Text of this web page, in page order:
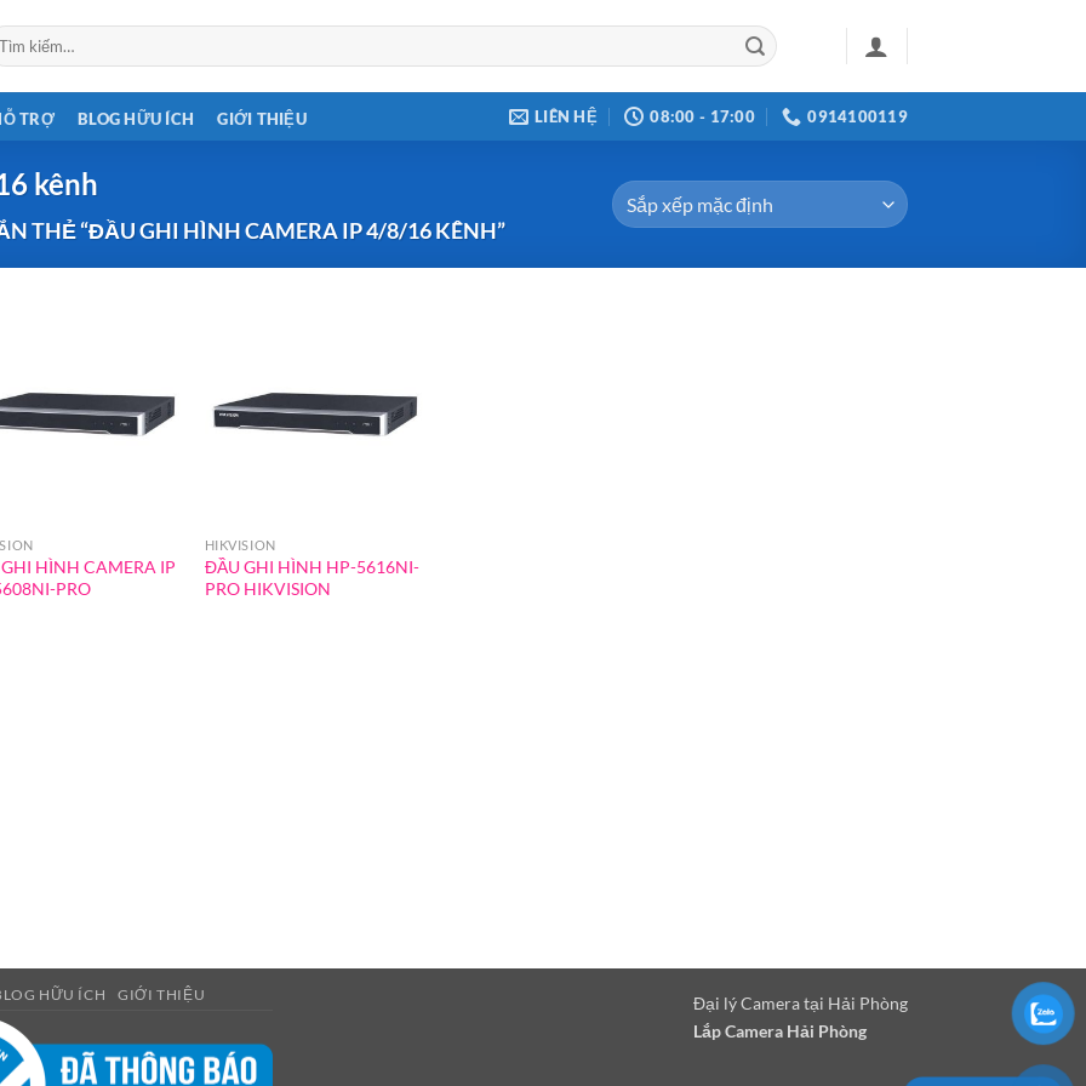
TRỢ BLOG HỮU ÍCH GIỚI THIỆU LIÊN HỆ 08:00 - 17:00 0914100119
kênh
THẺ “ĐẦU GHI HÌNH CAMERA IP 4/8/16 KÊNH”
HÌNH CAMERA IP
PRO
HIKVISION
ĐẦU GHI HÌNH HP-5616NI-
PRO HIKVISION
Đại lý Camera tại Hải Phòng
Lắp Camera Hải Phòng
HỮU ÍCH GIỚI THIỆU